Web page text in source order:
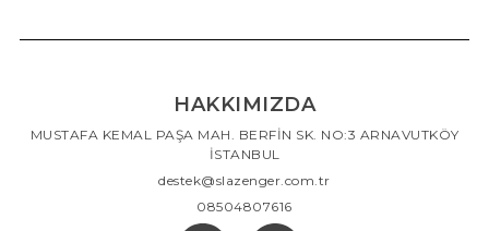
HAKKIMIZDA
MUSTAFA KEMAL PAŞA MAH. BERFİN SK. NO:3 ARNAVUTKÖY
İSTANBUL
destek@slazenger.com.tr
08504807616